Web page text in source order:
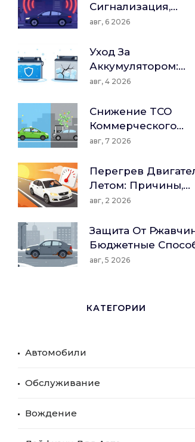
Сигнализация,
Иммобилайзер И
Блокировки -
Полный Гид По
Безопасности В
авг, 6 2026
Уход За
Аккумулятором:
Заряд, Плотность
Хранение Зимой
авг, 4 2026
Снижение TCO
Коммерческого
Транспорта:
Стоимость
авг, 7 2026
Перегрев
Летом: Причины,
Признаки И
Алгоритм
авг, 2 2026
Защита От
Бюджетные
И Профилактика
авг, 5 2026
КАТЕГОРИИ
Автомобили
Обслуживание
Вождение